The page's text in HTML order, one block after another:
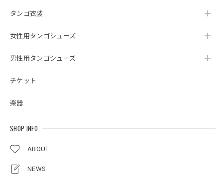
タンゴ衣装
女性用タンゴシューズ
男性用タンゴシューズ
チケット
楽器
SHOP INFO
ABOUT
NEWS